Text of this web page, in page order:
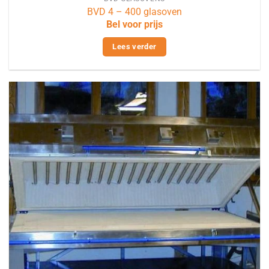
BVD 4 – 400 glasoven
Bel voor prijs
Lees verder